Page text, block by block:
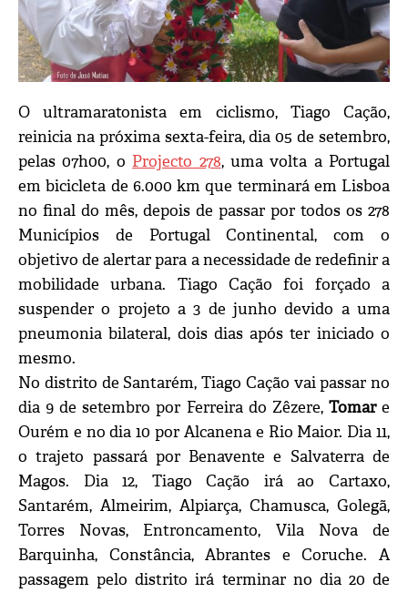
O ultramaratonista em ciclismo, Tiago Cação,
reinicia na próxima sexta-feira, dia 05 de setembro,
pelas 07h00, o Projecto 278, uma volta a Portugal
em bicicleta de 6.000 km que terminará em Lisboa
no final do mês, depois de passar por todos os 278
Municípios de Portugal Continental, com o
objetivo de alertar para a necessidade de redefinir a
mobilidade urbana. Tiago Cação foi forçado a
suspender o projeto a 3 de junho devido a uma
pneumonia bilateral, dois dias após ter iniciado o
mesmo.
No distrito de Santarém, Tiago Cação vai passar no
dia 9 de setembro por Ferreira do Zêzere, Tomare
Ourém e no dia 10 por Alcanena e Rio Maior. Dia 11,
o trajeto passará por Benavente e Salvaterra de
Magos. Dia 12, Tiago Cação irá ao Cartaxo,
Santarém, Almeirim, Alpiarça, Chamusca, Golegã,
Torres Novas, Entroncamento, Vila Nova de
Barquinha, Constância, Abrantes e Coruche. A
passagem pelo distrito irá terminar no dia 20 de